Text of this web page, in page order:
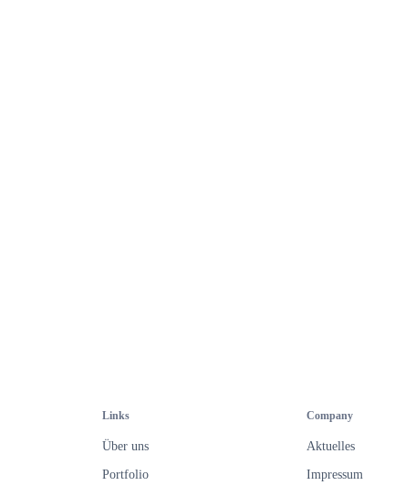
Links
Über uns
Portfolio
Company
Aktuelles
Impressum